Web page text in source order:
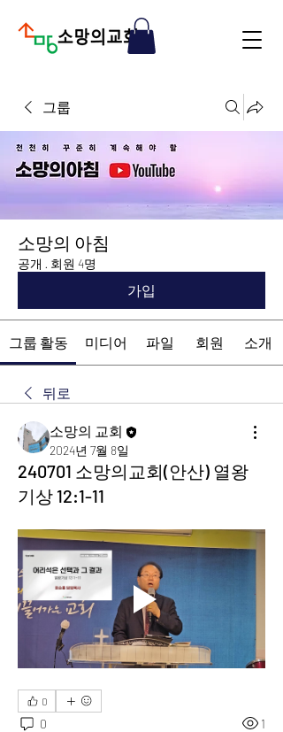
그룹
소망의 아침
공개 · 회원 4명
가입
그룹 활동 미디어 파일 회원 소개
뒤로
소망의 교회
2024년 7월 8일
240701 소망의교회(안산) 열왕
기상 12:1-11
0
0 1